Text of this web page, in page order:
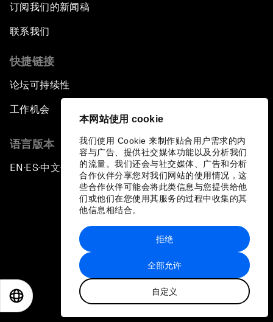
本网站使用 cookie
我们使用 Cookie 来制作贴合用户需求的内
容与广告、提供社交媒体功能以及分析我们
的流量。我们还会与社交媒体、广告和分析
合作伙伴分享您对我们网站的使用情况，这
些合作伙伴可能会将此类信息与您提供给他
们或他们在您使用其服务的过程中收集的其
他信息相结合。
全部允许
自定义
拒绝
订阅我们的新闻稿
联系我们
快捷链接
论坛可持续性
工作机会
语言版本
EN ▪ ES▪中文▪ 日本語
站点地图
世界经济论坛